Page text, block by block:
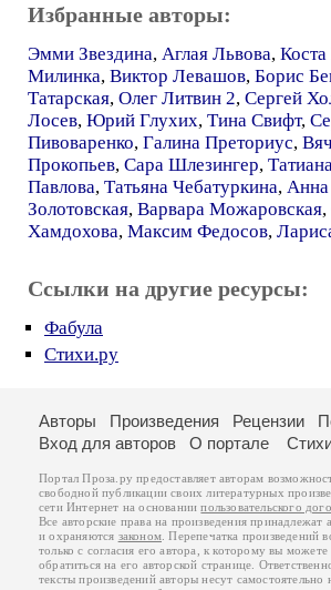
Избранные авторы:
Эмми Звездина, Аглая Львова,
Милинка, Виктор Левашов, Борис
Татарская, Олег Литвин 2, Сергей
Лосев, Юрий Глухих, Тина Свифт,
Пивоваренко, Галина Преториус,
Прокопьев, Сара Шлезингер,
Павлова, Татьяна Чебатуркина, Анна
Золотовская, Варвара Можаровская,
Хамдохова, Максим Федосов,
Ссылки на другие ресурсы:
Фабула
Стихи.ру
Авторы Произведения Рецензии
Вход для авторов
О портале
Портал Проза.ру предоставляет авторам
свободной публикации своих литературных
сети Интернет на основаниипользовательского
Все авторские права на произведения принадлежат
и охраняются законом . Перепечатка произведений
только с согласия его автора, к которому вы можете
обратиться на его авторской странице.
тексты произведений авторы несут самостоятельно